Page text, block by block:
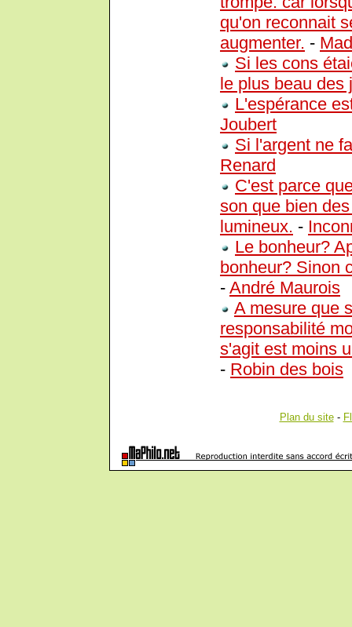
qu'on reconnait
augmenter. -
Si les cons
le plus beau des
L'espérance
Joubert
Si l'argent ne
Renard
C'est parce
son que bien
lumineux. -
Le bonheur?
bonheur? Sinon
- André Maurois
A mesure que
responsabilité
s'agit est moins
- Robin des bois
Plan du site-